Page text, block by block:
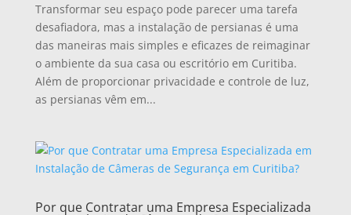
Transformar seu espaço pode parecer uma tarefa
desafiadora, mas a instalação de persianas é uma
das maneiras mais simples e eficazes de reimaginar
o ambiente da sua casa ou escritório em Curitiba.
Além de proporcionar privacidade e controle de luz,
as persianas vêm em...
Por que Contratar uma Empresa Especializada